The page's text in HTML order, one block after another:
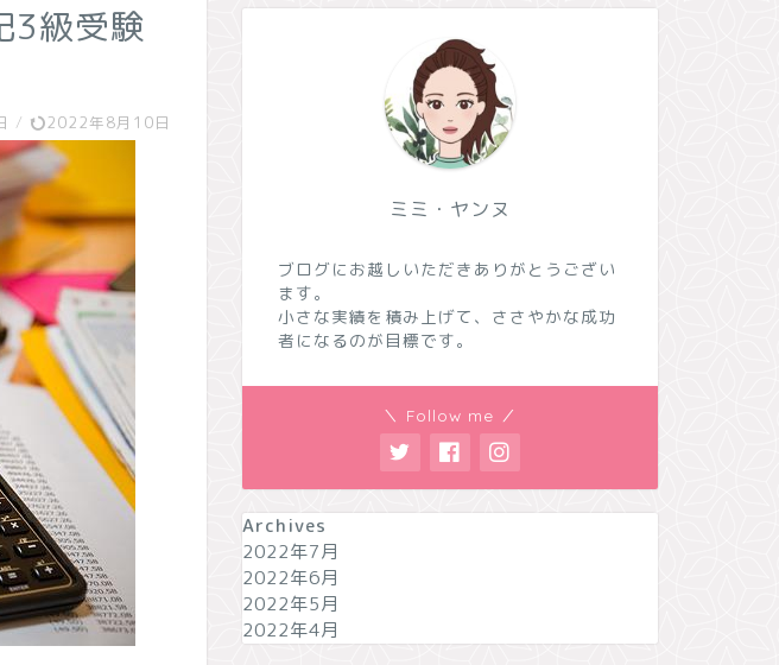
3級受験
/ 2022年8月10日
ミミ・ヤンヌ
ブログにお越しいただきありがとうござい
ます。
小さな実績を積み上げて、ささやかな成功
者になるのが目標です。
＼ Follow me ／
Archives
2022年7月
2022年6月
2022年5月
2022年4月